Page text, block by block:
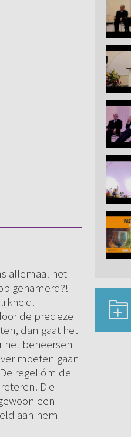
allemaal het
gehamerd?!
de precieze
dan gaat het
het beheersen
moeten gaan
regel óm de
Die
een
aan hem